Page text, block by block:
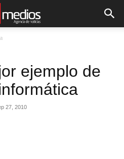
ejemplo de
27, 2010